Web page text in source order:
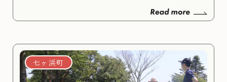
七ヶ浜町